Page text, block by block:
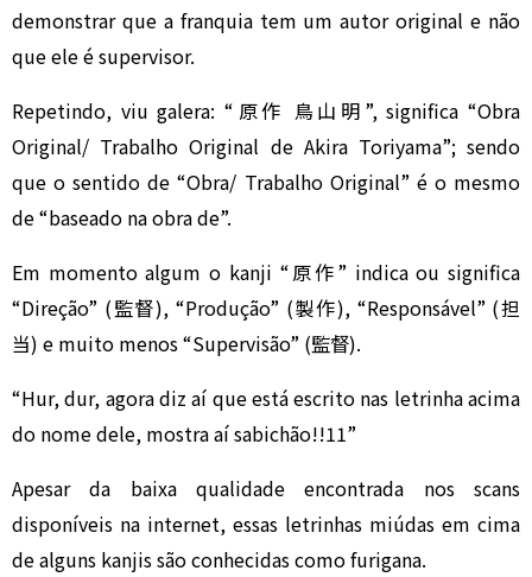
demonstrar que a franquia tem um autor original e não
que ele é supervisor.
Repetindo, viu galera: “原作 鳥山明”, significa “Obra
Original/ Trabalho Original de Akira Toriyama”; sendo
que o sentido de “Obra/ Trabalho Original” é o mesmo
de “baseado na obra de”.
Em momento algum o kanji “原作” indica ou significa
“Direção” (監督), “Produção” (製作), “Responsável” (担
当) e muito menos “Supervisão” (監督).
“Hur, dur, agora diz aí que está escrito nas letrinha acima
do nome dele, mostra aí sabichão!!11”
Apesar da baixa qualidade encontrada nos scans
disponíveis na internet, essas letrinhas miúdas em cima
de alguns kanjis são conhecidas como furigana.